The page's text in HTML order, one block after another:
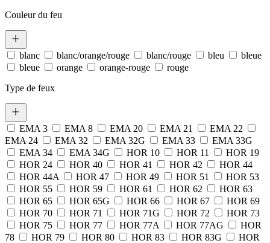
Couleur du feu
blanc blanc/orange/rouge blanc/rouge bleu
bleue
bleue
orange orange-rouge
rouge
Type de feux
EMA 3 EMA 8 EMA 20 EMA 21
EMA 22
EMA 24
EMA 32 EMA 32G EMA 33
EMA 33G
EMA 34
EMA 34G HOR 10 HOR 11
HOR 19
HOR 24
HOR 40 HOR 41 HOR 42
HOR 44
HOR 44A
HOR 47 HOR 49 HOR 51
HOR 53
HOR 55
HOR 59 HOR 61 HOR 62
HOR 63
HOR 65
HOR 65G HOR 66 HOR 67
HOR 69
HOR 70
HOR 71 HOR 71G HOR 72
HOR 73
HOR 75
HOR 77 HOR 77A HOR 77AG
HOR
78
HOR 79 HOR 80 HOR 83 HOR 83G
HOR